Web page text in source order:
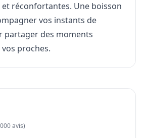
réconfortantes. Une boisson
vos instants de
partager des moments
proches.
avis)